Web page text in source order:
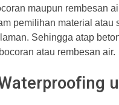
maupun rembesan
pemilihan material
Sehingga atap
atau rembesan air.